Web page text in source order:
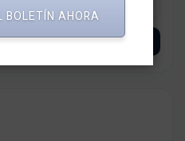
BOLETÍN AHORA